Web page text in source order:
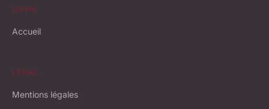
LIENS
Accueil
LÉGAL
Mentions légales